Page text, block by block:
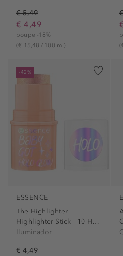
€ 5,49
€ 4,49
poupe -18%
(€ 15,48 / 100 ml)
-42%
ESSENCE
The Highlighter
Highlighter Stick - 10 Holy...
Iluminador
€ 4,49